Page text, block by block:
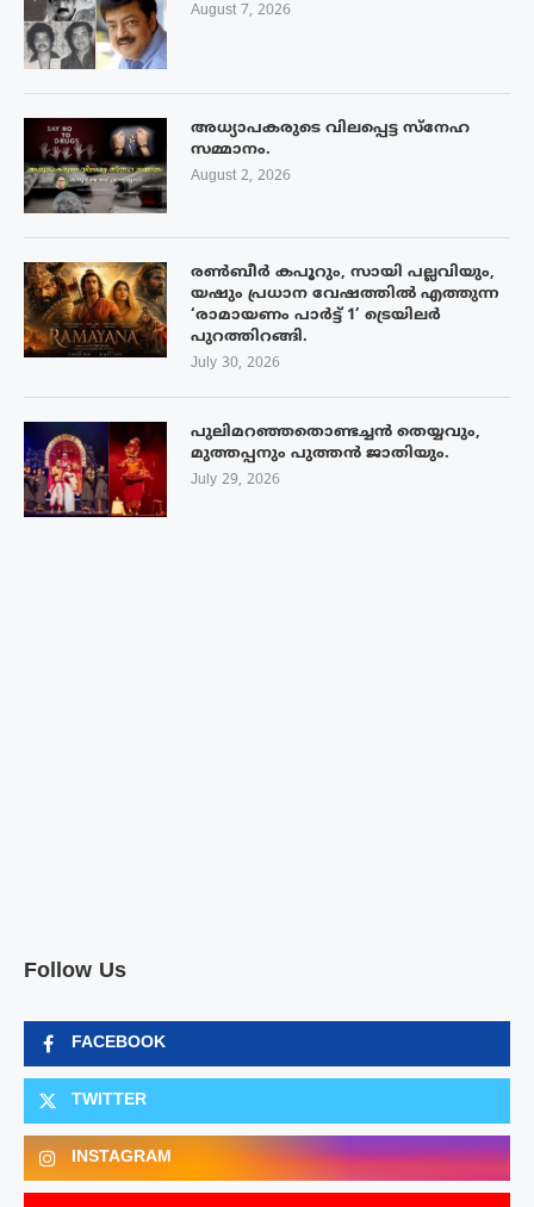
August 7, 2026
അധ്യാപകരുടെ വിലപ്പെട്ട സ്നേഹ
സമ്മാനം.
August 2, 2026
രൺബീർ കപൂറും, സായി പല്ലവിയും,
യഷും പ്രധാന വേഷത്തിൽ എത്തുന്ന
‘രാമായണം പാർട്ട് 1’ ട്രെയിലർ
പുറത്തിറങ്ങി.
July 30, 2026
പുലിമറഞ്ഞതൊണ്ടച്ചൻ തെയ്യവും,
മുത്തപ്പനും പുത്തൻ ജാതിയും.
July 29, 2026
Follow Us
FACEBOOK
TWITTER
INSTAGRAM